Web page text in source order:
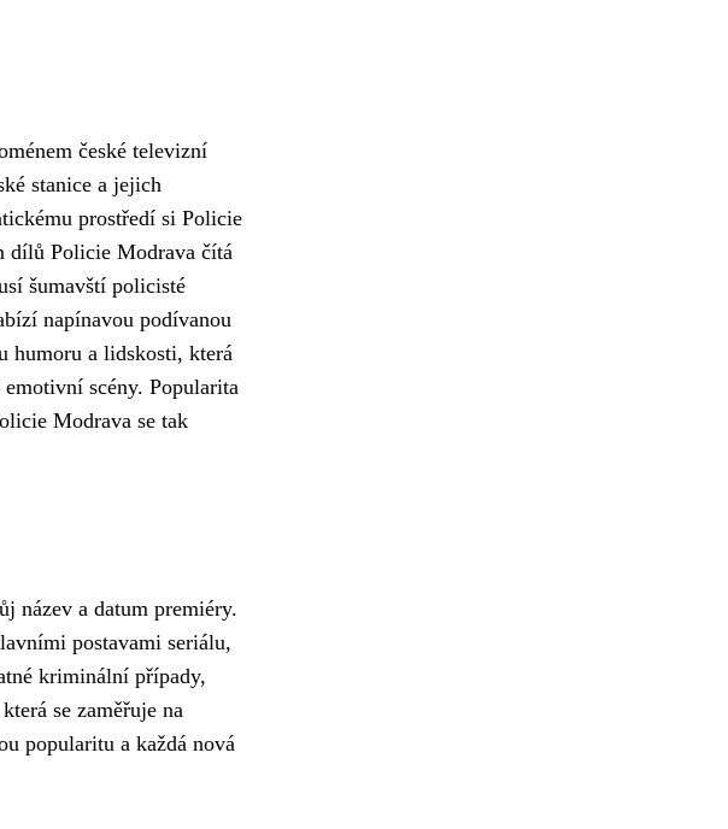
české televizní
stanice a jejich
prostředí si Policie
dílů Policie Modrava čítá
šumavští policisté
napínavou podívanou
humoru a lidskosti, která
scény. Popularita
Modrava se tak
název a datum premiéry.
postavami seriálu,
kriminální případy,
se zaměřuje na
popularitu a každá nová